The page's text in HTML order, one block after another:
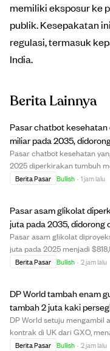
memiliki eksposur ke
publik. Kesepakatan
regulasi, termasuk
India.
Berita Lainnya
Pasar chatbot kesehatan
miliar pada 2035,
dokter.
Pasar chatbot kesehatan
2025 diperkirakan tumbuh
2035 dengan CAGR
Berita Pasar Bullish · 1 jam lalu
Pasar asam glikolat
juta pada 2035, didorong
skincare dan formulasi
Pasar asam glikolat
juta pada 2025 menjadi
CAGR 8,06%. Pertumbuhan
Berita Pasar Bullish · 2 jam lalu
DP World tambah enam
tambah 2 juta kaki
DP World setuju mengambil
kontrak di UK dari GXO,
kaki persegi ruang gudang
Berita Pasar Bullish · 2 jam lalu